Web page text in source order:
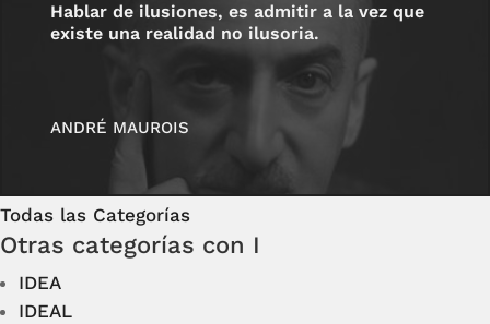
Hablar de ilusiones, es admitir a la vez que
existe una realidad no ilusoria.
ANDRÉ MAUROIS
Todas las Categorías
Otras categorías con I
IDEA
IDEAL